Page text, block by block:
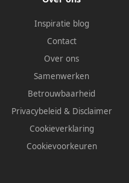
Inspiratie blog
Contact
Over ons
Samenwerken
Betrouwbaarheid
Privacybeleid & Disclaimer
Cookieverklaring
Cookievoorkeuren